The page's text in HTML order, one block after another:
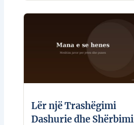
Lër një Trashëgimi
Dashurie dhe Shërbimi